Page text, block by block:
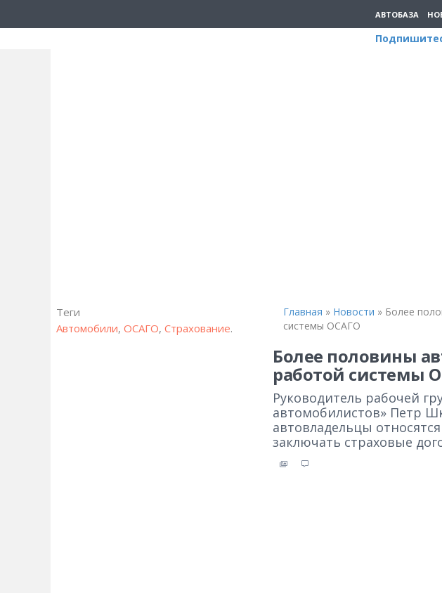
АВТОБАЗА
Теги
Автомобили, ОСАГО, Страхование.
Главная » Новости » Более
системы ОСАГО
Более половины
работой системы
Руководитель рабочей
автомобилистов» Петр
автовладельцы
заключать страховые